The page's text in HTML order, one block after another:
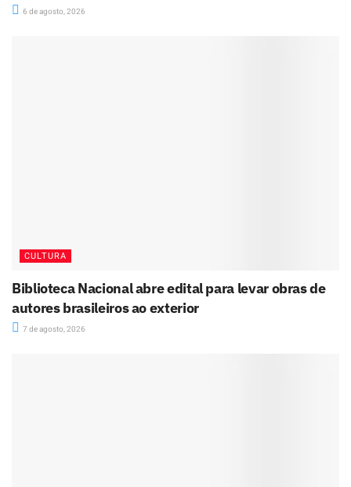
6 de agosto, 2026
CULTURA
Biblioteca Nacional abre edital para levar obras de
autores brasileiros ao exterior
7 de agosto, 2026